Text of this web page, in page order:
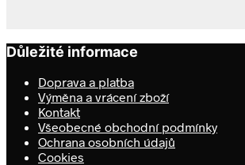
Důležité informace
Doprava a platba
Výměna a vrácení zboží
Kontakt
Všeobecné obchodní podmínky
Ochrana osobních údajů
Cookies